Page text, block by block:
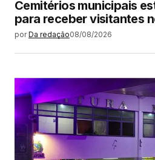
Cemitérios municipais
para receber visitantes
por Da redação08/08/2026